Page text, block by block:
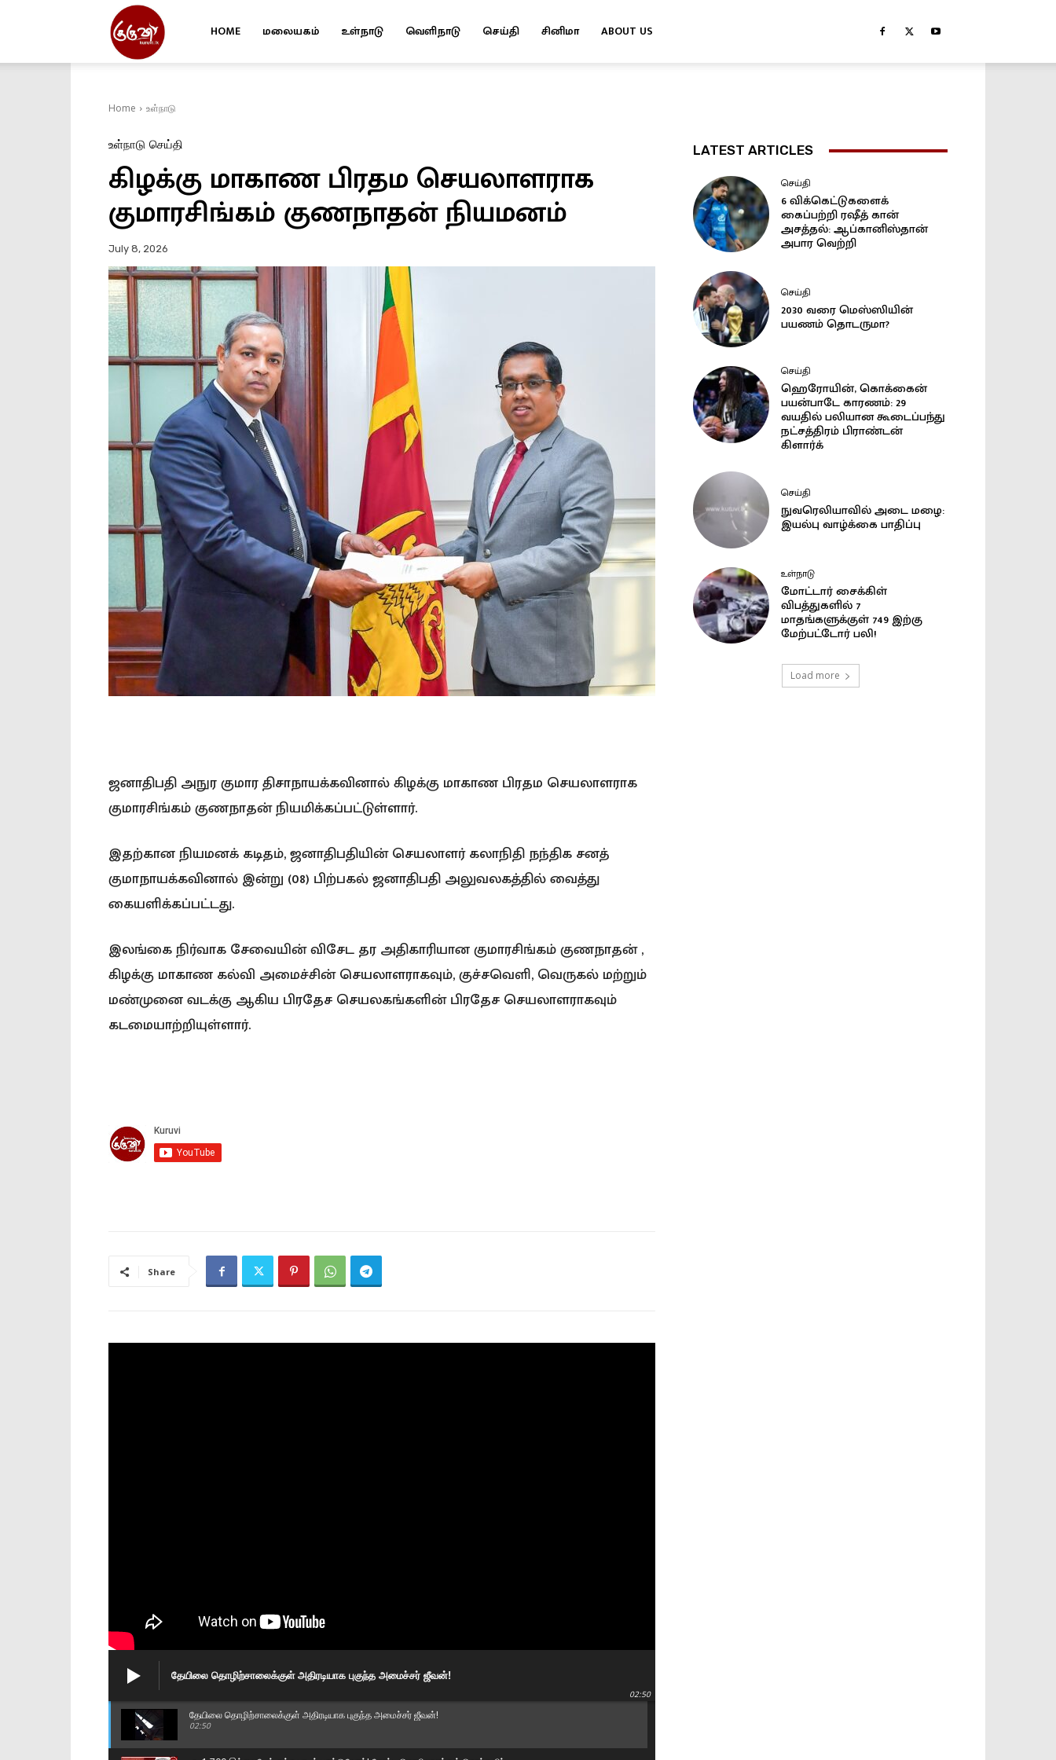
HOME மலையகம் உள்நாடு வெளிநாடு செய்தி சினிமா ABOUT US
Home உள்நாடு
உள்நாடு செய்தி
கிழக்கு மாகாண பிரதம செயலாளராக
குமாரசிங்கம் குணநாதன் நியமனம்
July 8, 2026
ஜனாதிபதி அநுர குமார திசாநாயக்கவினால் கிழக்கு மாகாண பிரதம செயலாளராக
குமாரசிங்கம் குணநாதன் நியமிக்கப்பட்டுள்ளார்.
இதற்கான நியமனக் கடிதம், ஜனாதிபதியின் செயலாளர் கலாநிதி நந்திக சனத்
குமாநாயக்கவினால் இன்று (08) பிற்பகல் ஜனாதிபதி அலுவலகத்தில் வைத்து
கையளிக்கப்பட்டது.
இலங்கை நிர்வாக சேவையின் விசேட தர அதிகாரியான குமாரசிங்கம் குணநாதன் ,
கிழக்கு மாகாண கல்வி அமைச்சின் செயலாளராகவும், குச்சவெளி, வெருகல் மற்றும்
மண்முனை வடக்கு ஆகிய பிரதேச செயலகங்களின் பிரதேச செயலாளராகவும்
கடமையாற்றியுள்ளார்.
Share
தேயிலை தொழிற்சாலைக்குள் அதிரடியாக புகுந்த அமைச்சர் ஜீவன்!
02:50
தேயிலை தொழிற்சாலைக்குள் அதிரடியாக புகுந்த அமைச்சர் ஜீவன்!
02:50
LATEST ARTICLES
செய்தி
6 விக்கெட்டுகளைக்
கைப்பற்றி ரஷீத் கான்
அசத்தல்: ஆப்கானிஸ்தான்
அபார வெற்றி
செய்தி
2030 வரை மெஸ்ஸியின்
பயணம் தொடருமா?
செய்தி
ஹெரோயின், கொக்கைன்
பயன்பாடே காரணம்: 29
வயதில் பலியான கூடைப்பந்து
நட்சத்திரம் பிராண்டன்
கிளார்க்
செய்தி
நுவரெலியாவில் அடை மழை:
இயல்பு வாழ்க்கை பாதிப்பு
உள்நாடு
மோட்டார் சைக்கிள்
விபத்துகளில் 7
மாதங்களுக்குள் 749 இற்கு
மேற்பட்டோர் பலி!
Load more